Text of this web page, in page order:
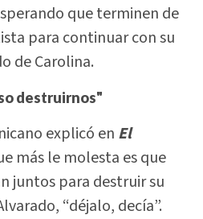
que terminen de
para continuar con su
de Carolina.
destruirnos"
explicó en El
más le molesta es que
juntos para destruir su
“déjalo, decía”.